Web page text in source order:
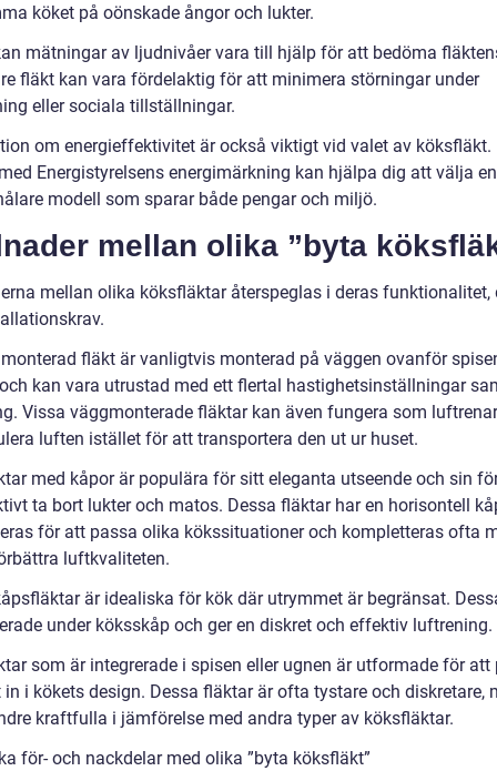
köket på oönskade ångor och lukter.
mätningar av ljudnivåer vara till hjälp för att bedöma
fläkt kan vara fördelaktig för att minimera störningar under
eller sociala tillställningar.
om energieffektivitet är också viktigt vid valet av köksfläkt.
Energistyrelsens energimärkning kan hjälpa dig att välja en
modell som sparar både pengar och miljö.
mellan olika ”byta
mellan olika köksfläktar återspeglas i deras funktionalitet,
fläkt är vanligtvis monterad på väggen ovanför
kan vara utrustad med ett flertal hastighetsinställningar
Vissa väggmonterade fläktar kan även fungera som
luften istället för att transportera den ut ur huset.
med kåpor är populära för sitt eleganta utseende och sin
ta bort lukter och matos. Dessa fläktar har en horisontell
för att passa olika kökssituationer och kompletteras ofta
luftkvaliteten.
är idealiska för kök där utrymmet är begränsat.
under köksskåp och ger en diskret och effektiv luftrening.
som är integrerade i spisen eller ugnen är utformade för att
i kökets design. Dessa fläktar är ofta tystare och diskretare,
kraftfulla i jämförelse med andra typer av köksfläktar.
för- och nackdelar med olika ”byta köksfläkt”